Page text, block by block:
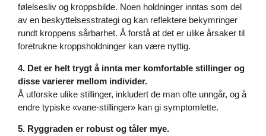
følelsesliv og kroppsbilde. Noen holdninger inntas som del
av en beskyttelsesstrategi og kan reflektere bekymringer
rundt kroppens sårbarhet. Å forstå at det er ulike årsaker til
foretrukne kroppsholdninger kan være nyttig.
4. Det er helt trygt å innta mer komfortable stillinger og
disse varierer mellom individer.
Å utforske ulike stillinger, inkludert de man ofte unngår, og å
endre typiske «vane-stillinger» kan gi symptomlette.
5. Ryggraden er robust og tåler mye.